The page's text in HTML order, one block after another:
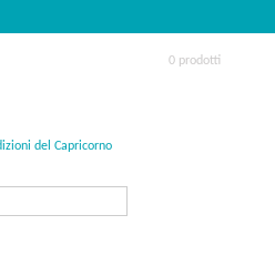
0 prodotti